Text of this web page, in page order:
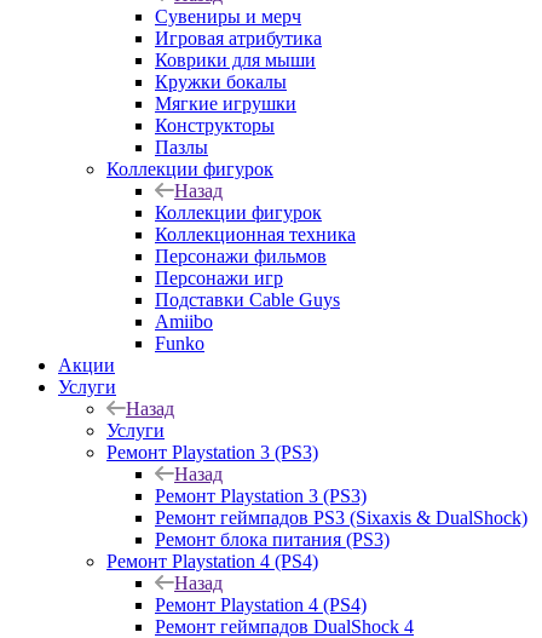
Сувениры и мерч
Игровая атрибутика
Коврики для мыши
Кружки бокалы
Мягкие игрушки
Конструкторы
Пазлы
Коллекции фигурок
Назад
Коллекции фигурок
Коллекционная техника
Персонажи фильмов
Персонажи игр
Подставки Cable Guys
Amiibo
Funko
Акции
Услуги
Назад
Услуги
Ремонт Playstation 3 (PS3)
Назад
Ремонт Playstation 3 (PS3)
Ремонт геймпадов PS3 (Sixaxis & DualShock)
Ремонт блока питания (PS3)
Ремонт Playstation 4 (PS4)
Назад
Ремонт Playstation 4 (PS4)
Ремонт геймпадов DualShock 4